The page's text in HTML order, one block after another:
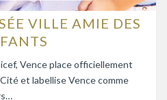
VILLE AMIE DES
Vence place officiellement
et labellise Vence comme